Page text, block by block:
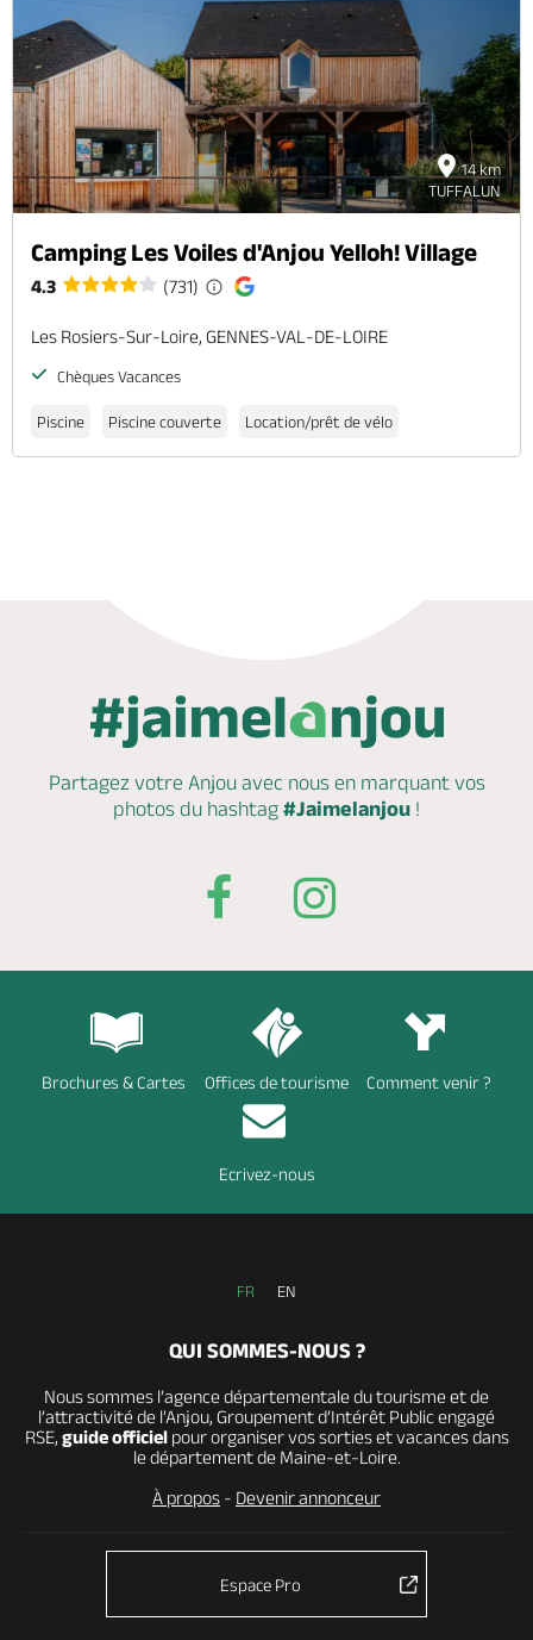
14 km
TUFFALUN
Camping Les Voiles d'Anjou Yelloh! Village
4.3 (731)
Les Rosiers-Sur-Loire, GENNES-VAL-DE-LOIRE
Chèques Vacances
Piscine Piscine couverte Location/prêt de vélo
Partagez votre Anjou avec nous en marquantvos
photos du hashtag #Jaimelanjou !
Brochures & Cartes Offices de tourisme Comment venir ?
Ecrivez-nous
FR EN
QUI SOMMES-NOUS ?
Nous sommes l’agence départementale du tourisme et de
l’attractivité de l’Anjou, Groupement d’Intérêt Public engagé
RSE, guide officielpour organiser vos sorties et vacances dans
le département de Maine-et-Loire.
À propos - Devenir annonceur
Espace Pro